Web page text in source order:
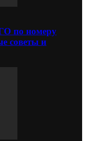
по номеру
советы и